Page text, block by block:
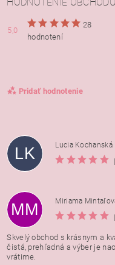
5,0
28
hodnotení
Pridať hodnotenie
LK
Lucia Kochanská
|
MM
Miriama
|
Skvelý obchod s krásnym a
čistá, prehľadná a výber je
vrátime.